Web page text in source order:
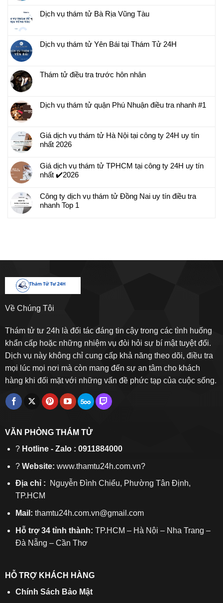
Dịch vụ thám tử Bà Rịa Vũng Tàu
Dịch vụ thám tử Yên Bái tại Thám Tử 24H
Thám tử điều tra trước hôn nhân
Dịch vụ thám tử quận Phú Nhuận điều tra nhanh #1
Giá dịch vụ thám tử Hà Nội tại công ty 24H uy tín
nhất 2026
Giá dịch vụ thám tử TPHCM tại công ty 24H uy tín
nhất ✔️2026
Công ty dịch vụ thám tử Đồng Nai uy tín điều tra
nhanh Top 1
Về Chúng Tôi
Thám tử tư 24h là đối tác đáng tin cậy trong các tình huống
khẩn cấp hoặc những nhiệm vụ đòi hỏi sự bí mật tuyệt đối.
Dịch vụ này không chỉ cung cấp khả năng theo dõi, điều tra
mọi lúc mọi nơi mà còn mang đến sự an tâm cho khách
hàng khi đối mặt với những vấn đề phức tạp của cuộc sống.
VĂN PHÒNG THÁM TỬ
? Hotline - Zalo : 0911884000
? Website: www.thamtu24h.com.vn?
Địa chỉ :
Nguyễn Đình Chiểu, Phường Tân Định,
TP.HCM
Mail: thamtu24h.com.vn@gmail.com
Hỗ trợ 34 tỉnh thành: TP.HCM – Hà Nội – Nha Trang –
Đà Nẵng – Cần Thơ
HỖ TRỢ KHÁCH HÀNG
Chính Sách Bảo Mật